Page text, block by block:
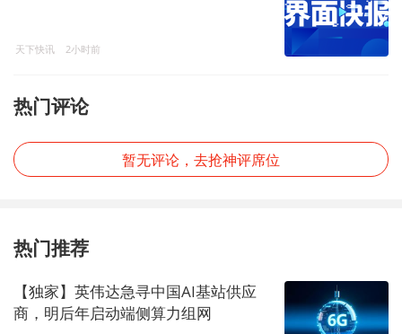
天下快讯 2小时前
热门评论
暂无评论，去抢神评席位
热门推荐
【独家】英伟达急寻中国AI基站供应
商，明后年启动端侧算力组网